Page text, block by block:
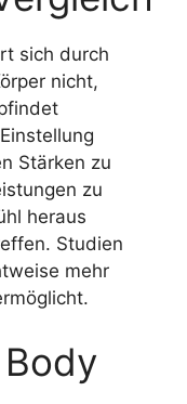
sich durch
nicht,
Stärken zu
zu
heraus
Studien
mehr